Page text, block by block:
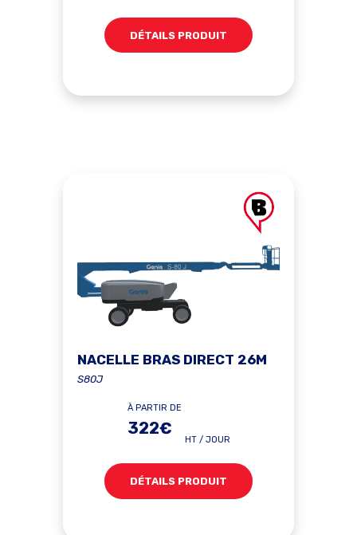
DÉTAILS PRODUIT
NACELLE BRAS DIRECT 26M
S80J
À PARTIR DE
322€
HT / JOUR
DÉTAILS PRODUIT